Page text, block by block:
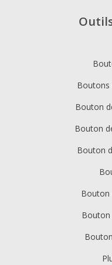
Boutons
Bouton
Bouton
Bouton
Bouton
Bouton